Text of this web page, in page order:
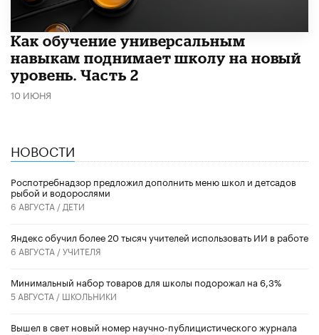
​Как обучение универсальным
навыкам поднимает школу на новый
уровень. Часть 2
10 ИЮНЯ
НОВОСТИ
Роспотребнадзор предложил дополнить меню школ и детсадов
рыбой и водорослями
6 АВГУСТА / ДЕТИ
​Яндекс обучил более 20 тысяч учителей использовать ИИ в работе
6 АВГУСТА /УЧИТЕЛЯ
Минимальный набор товаров для школы подорожал на 6,3%
5 АВГУСТА / ШКОЛЬНИКИ
Вышел в свет новый номер научно-публицистического журнала